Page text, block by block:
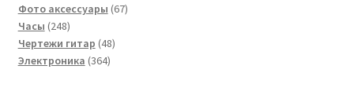
Фото аксессуары 6767
Часы 248248
товаров
Чертежи гитар 4848
Электроника 364364